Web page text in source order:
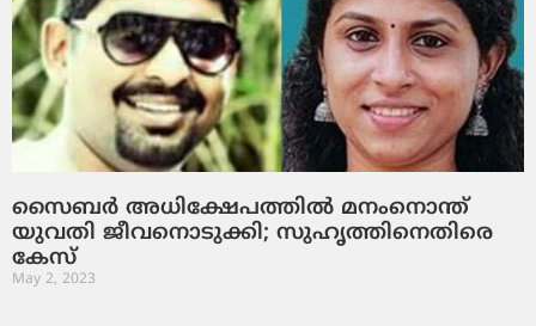
സൈബര്‍ അധിക്ഷേപത്തില്‍ മനംനൊന്ത്
യുവതി ജീവനൊടുക്കി; സുഹൃത്തിനെതിരെ
കേസ്
May 2, 2023